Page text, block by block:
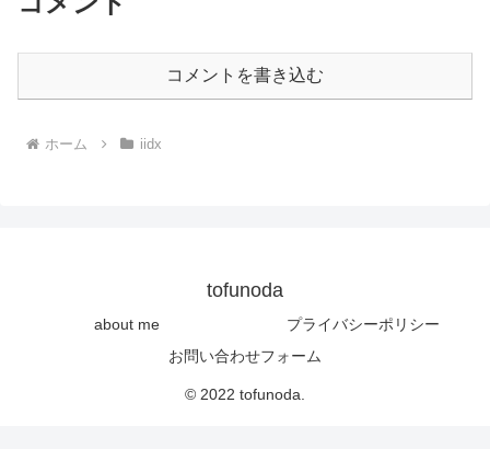
コメントを書き込む
ホーム iidx
tofunoda
about me
プライバシーポリシー
お問い合わせフォーム
© 2022 tofunoda.